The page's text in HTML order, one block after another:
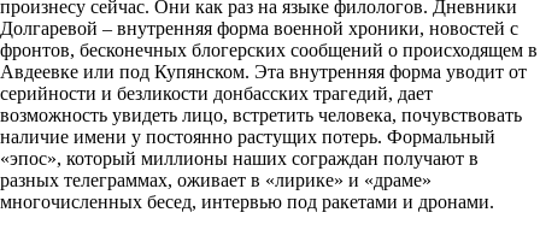
произнесу сейчас. Они как раз на языке филологов. Дневники
Долгаревой – внутренняя форма военной хроники, новостей с
фронтов, бесконечных блогерских сообщений о происходящем в
Авдеевке или под Купянском. Эта внутренняя форма уводит от
серийности и безликости донбасских трагедий, дает
возможность увидеть лицо, встретить человека, почувствовать
наличие имени у постоянно растущих потерь. Формальный
«эпос», который миллионы наших сограждан получают в
разных телеграммах, оживает в «лирике» и «драме»
многочисленных бесед, интервью под ракетами и дронами.